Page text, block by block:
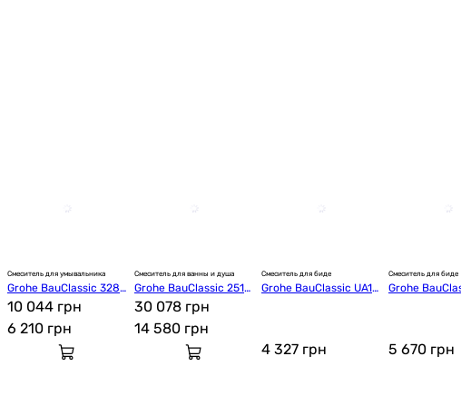
Купить
Смеситель для умывальника
Grohe BauClassic 3286
8000
10 044 грн
6 210 грн
Смеситель для ванны и душа
Grohe BauClassic 2511
800A
30 078 грн
14 580 грн
Смеситель для биде
Grohe BauClassic UA111
4 327 грн
Смеситель для биде
Grohe
5 670 грн